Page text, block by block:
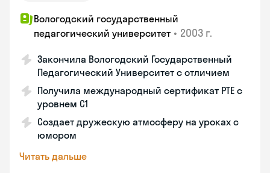
Вологодский государственный
педагогический университет • 2003 г.
Закончила Вологодский Государственный
Педагогический Университет с отличием
Получила международный сертификат PTE с
уровнем C1
Создает дружескую атмосферу на уроках с
юмором
Читать дальше